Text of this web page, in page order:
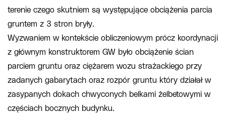
terenie czego skutniem są występujące obciążenia parcia
gruntem z 3 stron bryły.
Wyzwaniem w kontekście obliczeniowym prócz koordynacji
z głównym konstruktorem GW było obciążenie ścian
parciem gruntu oraz ciężarem wozu strażackiego przy
zadanych gabarytach oraz rozpór gruntu który działał w
zasypanych dokach chwyconych belkami żelbetowymi w
częściach bocznych budynku.